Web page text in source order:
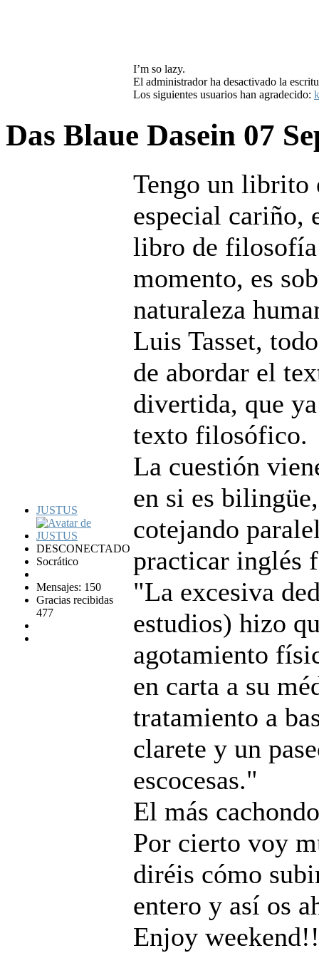
I’m so lazy.
El administrador ha desactivado la
Los siguientes usuarios han agradecido:
Das Blaue Dasein 07
JUSTUS
DESCONECTADO
Socrático
Mensajes: 150
Gracias recibidas
477
Tengo un librito
especial cariño,
libro de filosofía
momento, es
naturaleza
Luis Tasset,
de abordar el
divertida, que
texto filosófico.
La cuestión
en si es
cotejando
practicar inglés
"La excesiva
estudios) hizo
agotamiento
en carta a su
tratamiento a
clarete y un
escocesas."
El más
Por cierto voy
diréis cómo
entero y así os
Enjoy weekend!!